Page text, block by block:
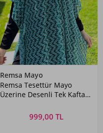
Remsa Mayo
Remsa Tesettür Mayo
Üzerine Desenli Tek Kaftan
999,00 TL